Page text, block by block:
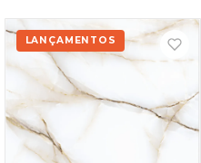
LANÇAMENTOS